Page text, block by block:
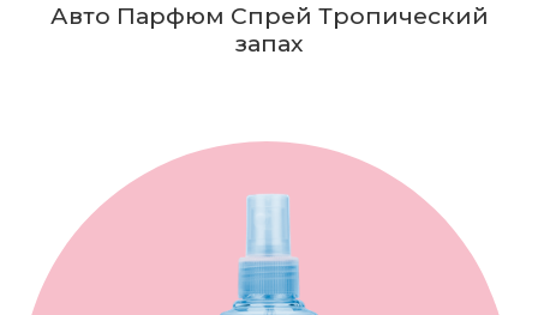
Авто Парфюм Спрей Тропический
запах